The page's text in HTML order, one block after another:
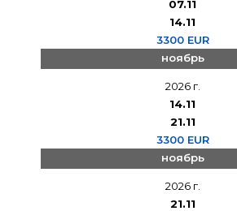
07.11
14.11
3300 EUR
ноябрь
2026 г.
14.11
21.11
3300 EUR
ноябрь
2026 г.
21.11